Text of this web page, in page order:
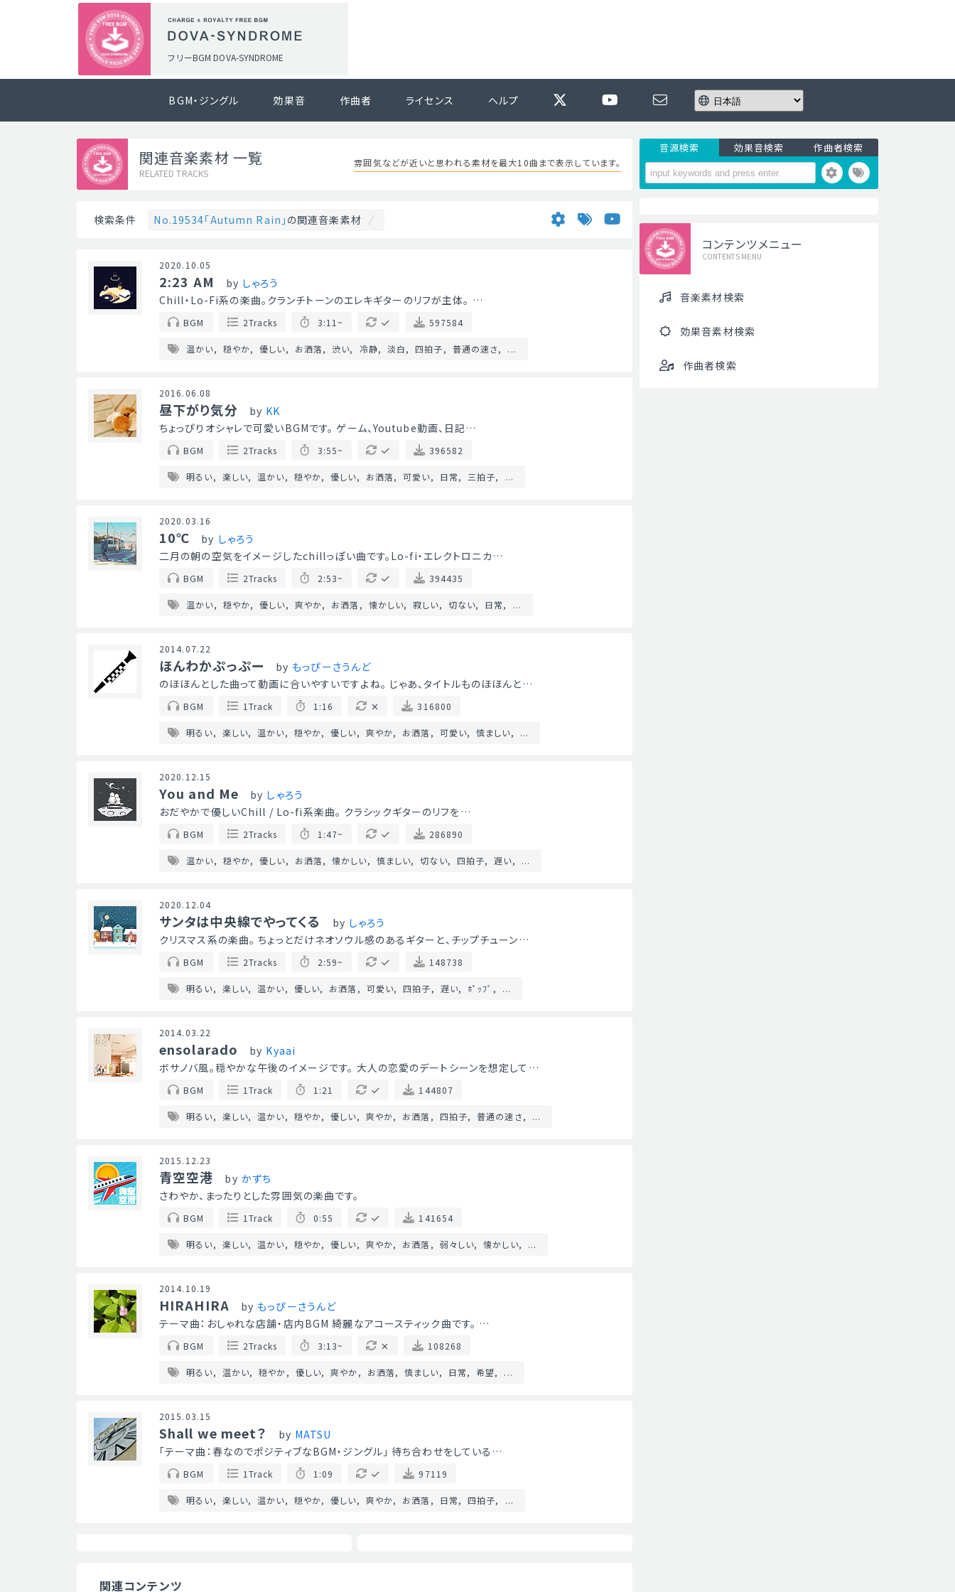
フリーBGM DOVA-SYNDROME
BGM・ジングル 効果音 作曲者 ライセンス ヘルプ
関連音楽素材 一覧
RELATED TRACKS
雰囲気などが近いと思われる素材を最大10曲まで表示しています。
検索条件 No.19534「Autumn Rain」 の関連音楽素材
2020.10.05
2:23 AM by しゃろう
Chill・Lo-Fi系の楽曲。クランチトーンのエレキギターのリフが主体。 …
BGM 2Tracks 3:11~ 597584
温かい 穏やか 優しい お洒落 渋い 冷静 淡白 四拍子 普通の速さ ...
2016.06.08
昼下がり気分 by KK
ちょっぴりオシャレで可愛いBGMです。 ゲーム、Youtube動画、日記…
BGM 2Tracks 3:55~ 396582
明るい 楽しい 温かい 穏やか 優しい お洒落 可愛い 日常 三拍子 ...
2020.03.16
10℃ by しゃろう
二月の朝の空気をイメージしたchillっぽい曲です。Lo-fi・エレクトロニカ…
BGM 2Tracks 2:53~ 394435
温かい 穏やか 優しい 爽やか お洒落 懐かしい 寂しい 切ない 日常 ...
2014.07.22
ほんわかぷっぷー by もっぴーさうんど
のほほんとした曲って動画に合いやすいですよね。 じゃあ、タイトルものほほんと…
BGM 1Track 1:16 316800
明るい 楽しい 温かい 穏やか 優しい 爽やか お洒落 可愛い 慎ましい ...
2020.12.15
You and Me by しゃろう
おだやかで優しいChill / Lo-fi系楽曲。 クラシックギターのリフを…
BGM 2Tracks 1:47~ 286890
温かい 穏やか 優しい お洒落 懐かしい 慎ましい 切ない 四拍子 遅い ...
2020.12.04
サンタは中央線でやってくる by しゃろう
クリスマス系の楽曲。 ちょっとだけネオソウル感のあるギターと、チップチューン…
BGM 2Tracks 2:59~ 148738
明るい 楽しい 温かい 優しい お洒落 可愛い 四拍子 遅い ﾎﾟｯﾌﾟ ...
2014.03.22
ensolarado by Kyaai
ボサノバ風。穏やかな午後のイメージです。 大人の恋愛のデートシーンを想定して…
BGM 1Track 1:21 144807
明るい 楽しい 温かい 穏やか 優しい 爽やか お洒落 四拍子 普通の速さ ...
2015.12.23
青空空港 by かずち
さわやか、まったりとした雰囲気の楽曲です。
BGM 1Track 0:55 141654
明るい 楽しい 温かい 穏やか 優しい 爽やか お洒落 弱々しい 懐かしい ...
2014.10.19
HIRAHIRA by もっぴーさうんど
テーマ曲：おしゃれな店舗・店内BGM 綺麗なアコースティック曲です。 …
BGM 2Tracks 3:13~ 108268
明るい 温かい 穏やか 優しい 爽やか お洒落 慎ましい 日常 希望 ...
2015.03.15
Shall we meet？ by MATSU
「テーマ曲：春なのでポジティブなBGM・ジングル」 待ち合わせをしている…
BGM 1Track 1:09 97119
明るい 楽しい 温かい 穏やか 優しい 爽やか お洒落 日常 四拍子 ...
関連コンテンツ
音源検索 効果音検索 作曲者検索
コンテンツメニュー
CONTENTS MENU
音楽素材検索
効果音素材検索
作曲者検索